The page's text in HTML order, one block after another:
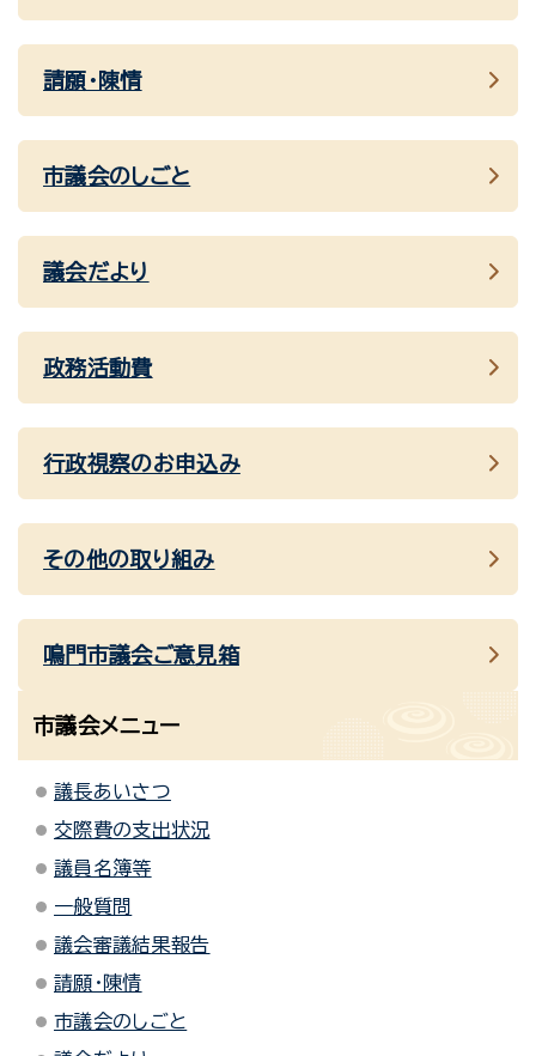
請願・陳情
市議会のしごと
議会だより
政務活動費
行政視察のお申込み
その他の取り組み
鳴門市議会ご意見箱
市議会メニュー
議長あいさつ
交際費の支出状況
議員名簿等
一般質問
議会審議結果報告
請願・陳情
市議会のしごと